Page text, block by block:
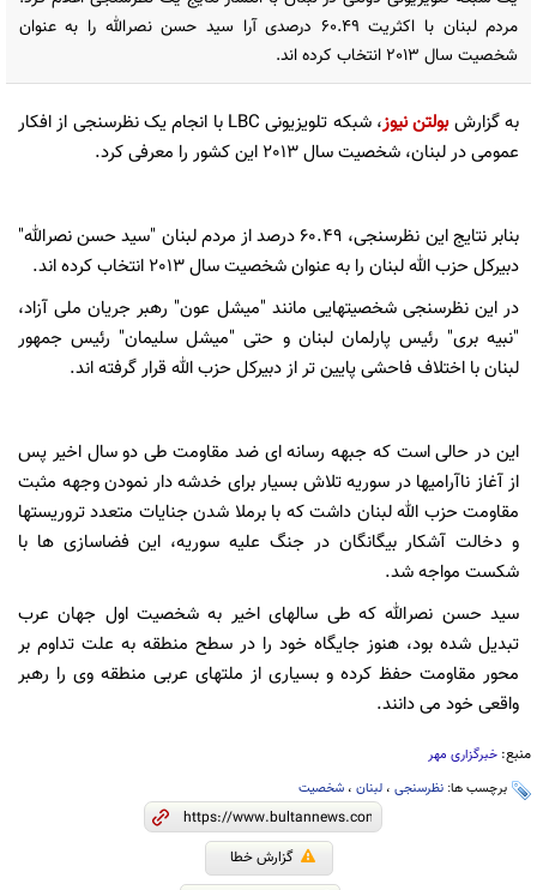
مردم لبنان با اکثریت 60.49 درصدی آرا سید حسن نصرالله را به عنوان
شخصیت سال 2013 انتخاب کرده اند.
به گزارشبولتن نیوز
، شبکه تلویزیونی LBC با انجام یک نظرسنجی از افکار
عمومی در لبنان، شخصیت سال 2013 این کشور را معرفی کرد.
بنابر نتایج این نظرسنجی، 60.49 درصد از مردم لبنان "سید حسن نصرالله"
دبیرکل حزب الله لبنان را به عنوان شخصیت سال 2013 انتخاب کرده اند.
در این نظرسنجی شخصیتهایی مانند "میشل عون" رهبر جریان ملی آزاد،
"نبیه بری" رئیس پارلمان لبنان و حتی "میشل سلیمان" رئیس جمهور
لبنان با اختلاف فاحشی پایین تر از دبیرکل حزب الله قرار گرفته اند.
این در حالی است که جبهه رسانه ای ضد مقاومت طی دو سال اخیر پس
از آغاز ناآرامیها در سوریه تلاش بسیار برای خدشه دار نمودن وجهه مثبت
مقاومت حزب الله لبنان داشت که با برملا شدن جنایات متعدد تروریستها
و دخالت آشکار بیگانگان در جنگ علیه سوریه، این فضاسازی ها با
شکست مواجه شد.
سید حسن نصرالله که طی سالهای اخیر به شخصیت اول جهان عرب
تبدیل شده بود، هنوز جایگاه خود را در سطح منطقه به علت تداوم بر
محور مقاومت حفظ کرده و بسیاری از ملتهای عربی منطقه وی را رهبر
واقعی خود می دانند.
منبع: خبرگزاری مهر
برچسب ها: نظرسنجی ، لبنان ، شخصیت
گزارش خطا